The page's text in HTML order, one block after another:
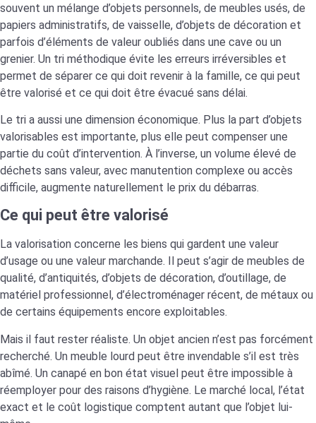
souvent un mélange d’objets personnels, de meubles usés, de
papiers administratifs, de vaisselle, d’objets de décoration et
parfois d’éléments de valeur oubliés dans une cave ou un
grenier. Un tri méthodique évite les erreurs irréversibles et
permet de séparer ce qui doit revenir à la famille, ce qui peut
être valorisé et ce qui doit être évacué sans délai.
Le tri a aussi une dimension économique. Plus la part d’objets
valorisables est importante, plus elle peut compenser une
partie du coût d’intervention. À l’inverse, un volume élevé de
déchets sans valeur, avec manutention complexe ou accès
difficile, augmente naturellement le prix du débarras.
Ce qui peut être valorisé
La valorisation concerne les biens qui gardent une valeur
d’usage ou une valeur marchande. Il peut s’agir de meubles de
qualité, d’antiquités, d’objets de décoration, d’outillage, de
matériel professionnel, d’électroménager récent, de métaux ou
de certains équipements encore exploitables.
Mais il faut rester réaliste. Un objet ancien n’est pas forcément
recherché. Un meuble lourd peut être invendable s’il est très
abîmé. Un canapé en bon état visuel peut être impossible à
réemployer pour des raisons d’hygiène. Le marché local, l’état
exact et le coût logistique comptent autant que l’objet lui-